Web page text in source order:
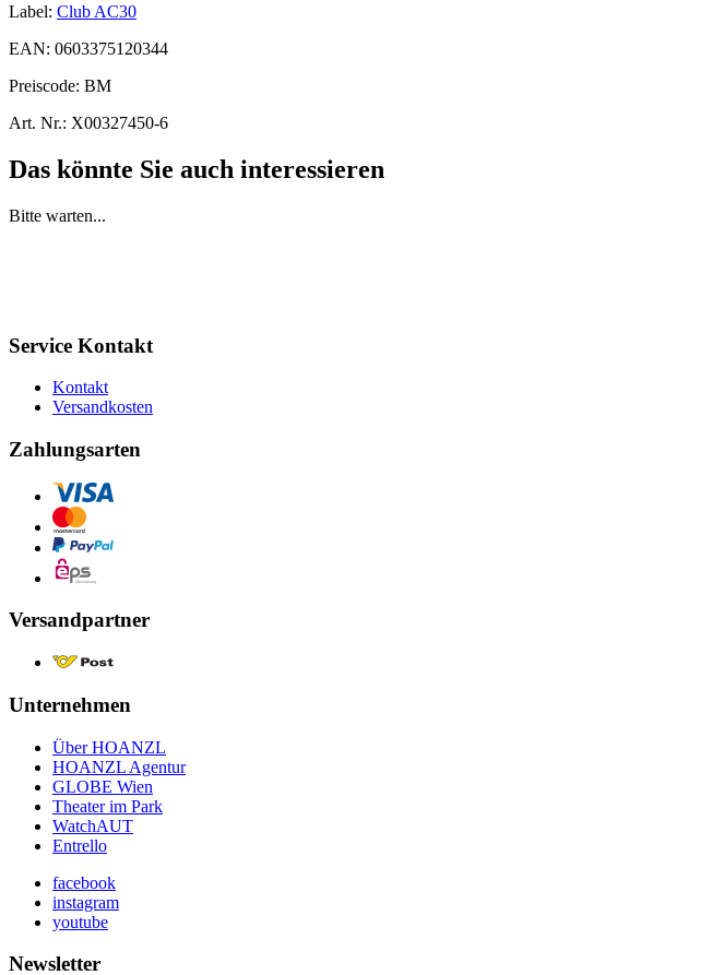
Label: Club AC30
EAN: 0603375120344
Preiscode: BM
Art. Nr.: X00327450-6
Das könnte Sie auch interessieren
Bitte warten...
Service Kontakt
Kontakt
Versandkosten
Zahlungsarten
Versandpartner
Unternehmen
Über HOANZL
HOANZL Agentur
GLOBE Wien
Theater im Park
WatchAUT
Entrello
facebook
instagram
youtube
Newsletter